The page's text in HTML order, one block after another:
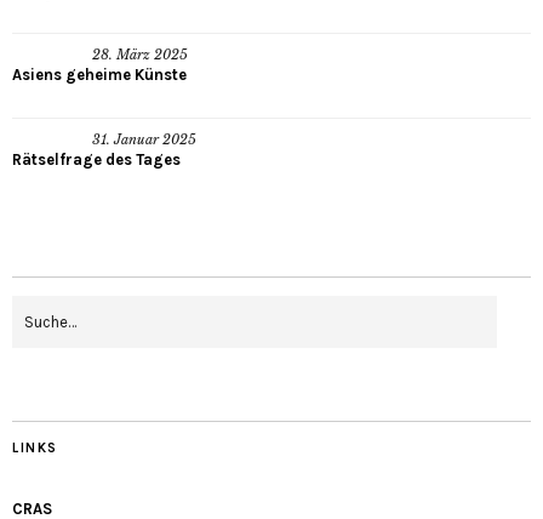
28. März 2025
Asiens geheime Künste
31. Januar 2025
Rätselfrage des Tages
LINKS
CRAS